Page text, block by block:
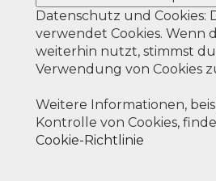
Datenschutz und Cookies:
verwendet Cookies. Wenn
weiterhin nutzt, stimmst
Verwendung von Cookies
Weitere Informationen,
Kontrolle von Cookies,
Cookie-Richtlinie